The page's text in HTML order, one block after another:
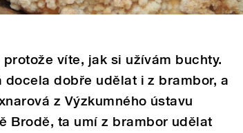
víte, jak si užívám buchty.
docela dobře udělat i z brambor, a
z Výzkumného ústavu
Brodě, ta umí z brambor udělat